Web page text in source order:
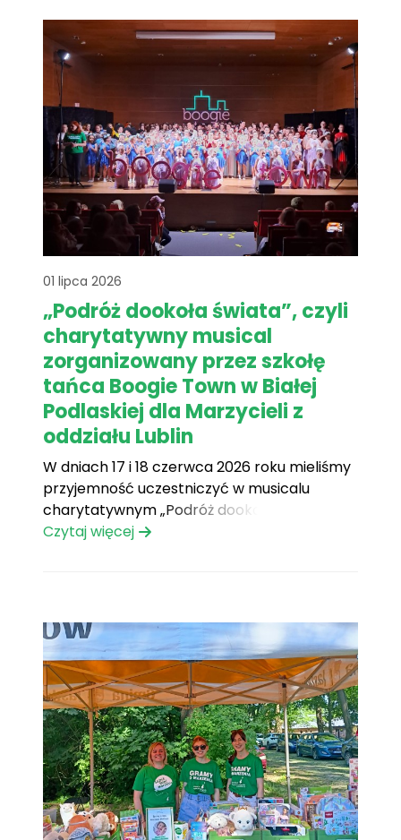
kiełbaski, ogórki małosolne, popcorn, wata
cukrowa, domowe ciasta i lody. O[...]
01 lipca 2026
„Podróż dookoła świata”, czyli
charytatywny musical
zorganizowany przez szkołę
tańca Boogie Town w Białej
Podlaskiej dla Marzycieli z
oddziału Lublin
W dniach 17 i 18 czerwca 2026 roku mieliśmy
przyjemność uczestniczyć w musicalu
charytatywnym „Podróż dookoła świata”
organizowanym przez szkołę tańca Boogie
za co jesteśmy bardzo wdzięczni. Podobnie
jak[...]
Czytaj więcej